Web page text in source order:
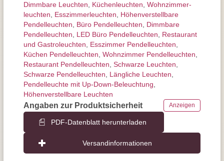
Dimmbare Leuchten
Küchenleuchten Wohnzimmer­
leuchten
Esszimmer­­leuchten
Höhen­verstellbare
Pendelleuchten
Büro Pendelleuchten
Dimmbare
Pendelleuchten
LED Büro Pendelleuchten
Restaurant
und Gastroleuchten
Esszimmer Pendelleuchten
Küchen Pendelleuchten Wohnzimmer Pendelleuchten
Restaurant Pendelleuchten Schwarze Leuchten
Schwarze Pendelleuchten
Längliche Leuchten
Pendelleuchte mit Up-Down-Beleuchtung
Höhenverstellbare Leuchten
Angaben zur Produktsicherheit Anzeigen
PDF-Datenblatt herunterladen
Versandinformationen